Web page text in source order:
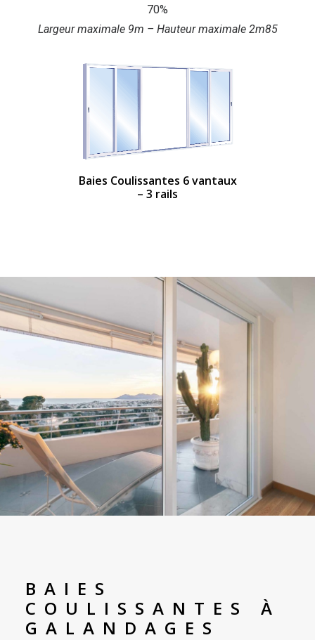
70%
Largeur maximale 9m – Hauteur maximale 2m85
Baies Coulissantes 6 vantaux
– 3 rails
BAIES
COULISSANTES À
GALANDAGES